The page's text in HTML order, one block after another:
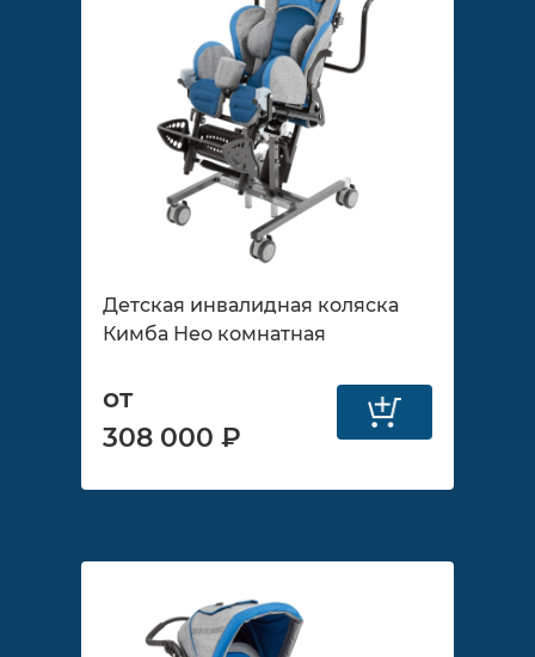
Детская инвалидная коляска
Кимба Нео комнатная
от
308 000 ₽